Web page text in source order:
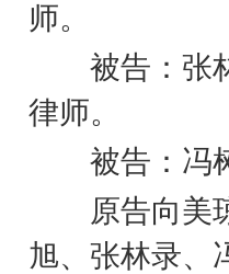
师。
被告：张
律师。
被告：冯
原告向美琼
旭、张林录、